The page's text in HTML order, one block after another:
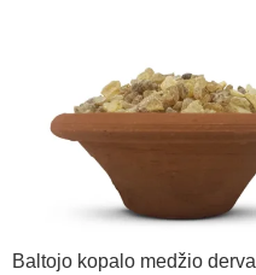
Baltojo kopalo medžio derva